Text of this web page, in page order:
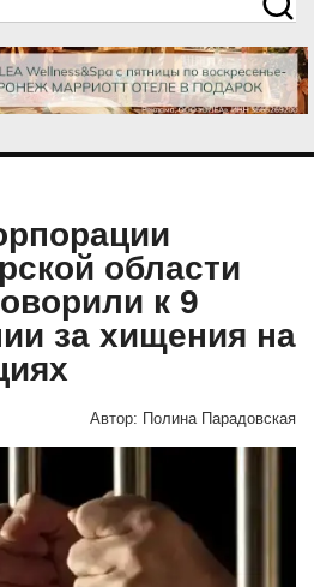
области
к 9
за хищения на
Автор: Полина Парадовская